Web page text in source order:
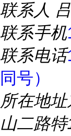
联系人
联系手机
联系电话
同号）
所在地址
山二路